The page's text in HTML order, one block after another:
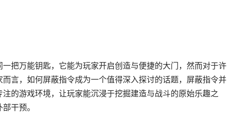
把万能钥匙，它能为玩家开启创造与便捷的大门，然而对于许
言，如何屏蔽指令成为一个值得深入探讨的话题，屏蔽指令并
的游戏环境，让玩家能沉浸于挖掘建造与战斗的原始乐趣之
干预。